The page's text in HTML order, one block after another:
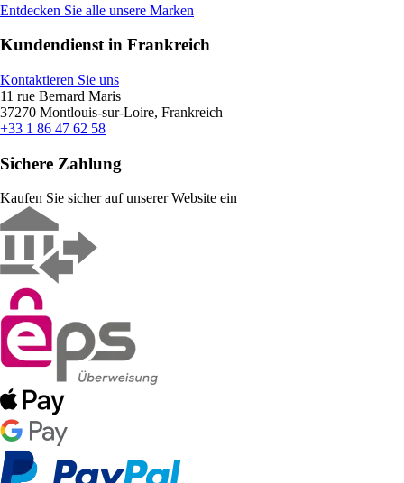
Entdecken Sie alle unsere Marken
Kundendienst in Frankreich
Kontaktieren Sie uns
11 rue Bernard Maris
37270 Montlouis-sur-Loire, Frankreich
+33 1 86 47 62 58
Sichere Zahlung
Kaufen Sie sicher auf unserer Website ein